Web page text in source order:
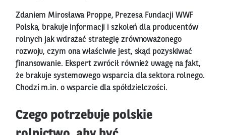
Zdaniem Mirosława Proppe, Prezesa Fundacji WWF
Polska, brakuje informacji i szkoleń dla producentów
rolnych jak wdrażać strategię zrównoważonego
rozwoju, czym ona właściwie jest, skąd pozyskiwać
finansowanie. Ekspert zwrócił również uwagę na fakt,
że brakuje systemowego wsparcia dla sektora rolnego.
Chodzi m.in. o wsparcie dla spółdzielczości.
Czego potrzebuje polskie